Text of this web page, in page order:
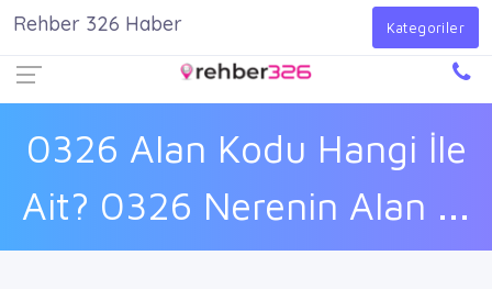
Giriş Yap
0326 Alan Kodu Hangi İle
Ait? 0326 Nerenin Alan ...
Rehber 326 Haber Kategoriler